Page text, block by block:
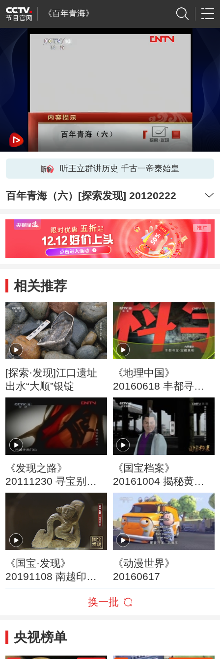
《百年青海》
听王立群讲历史 千古一帝秦始皇
百年青海（六）[探索发现] 20120222
相关推荐
[探索·发现]江口遗址
出水“大顺”银锭
《地理中国》
20160618 丰都寻宝·
宝藏真相
《发现之路》
20111230 寻宝别动
队 第五集 李自成宝藏
（1）
《国宝档案》
20161004 揭秘黄金
大墓——二十七天的
皇帝梦
《国宝·发现》
20191108 南越印象
《动漫世界》
20160617
换一批
央视榜单